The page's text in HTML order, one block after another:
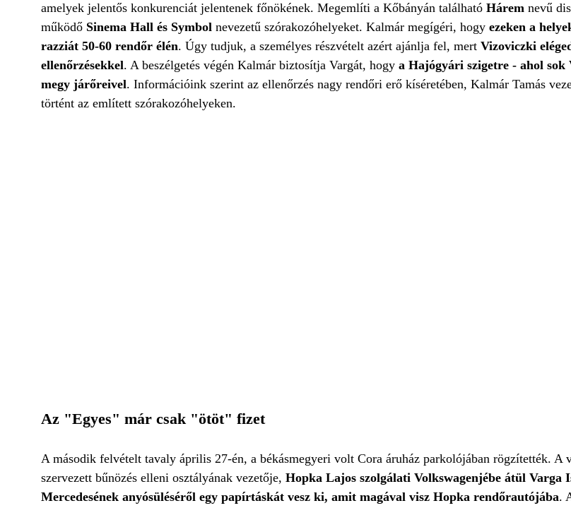
amelyek jelentős konkurenciát jelentenek főnökének. Megemlíti a Kőbányán található Hárem nevű
működő Sinema Hall és Symbol nevezetű szórakozóhelyeket. Kalmár megígéri, hogy ezeken a
razziát 50-60 rendőr élén. Úgy tudjuk, a személyes részvételt azért ajánlja fel, mert Vizoviczki
ellenőrzésekkel. A beszélgetés végén Kalmár biztosítja Vargát, hogy a Hajógyári szigetre - ahol sok
megy járőreivel. Információink szerint az ellenőrzés nagy rendőri erő kíséretében, Kalmár Tamás
történt az említett szórakozóhelyeken.
Az "Egyes" már csak "ötöt" fizet
A második felvételt tavaly április 27-én, a békásmegyeri volt Cora áruház parkolójában rögzítették. A
szervezett bűnözés elleni osztályának vezetője, Hopka Lajos szolgálati Volkswagenjébe átül Varga
Mercedesének anyósüléséről egy papírtáskát vesz ki, amit magával visz Hopka rendőrautójába.